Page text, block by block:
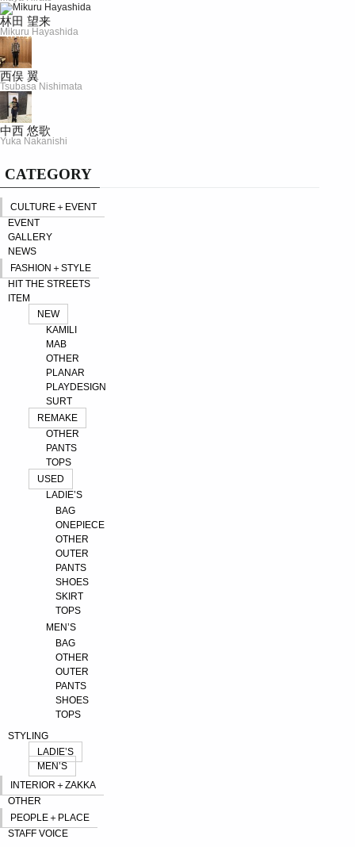
林田 望来
Mikuru Hayashida
西俣 翼
Tsubasa Nishimata
中西 悠歌
Yuka Nakanishi
CATEGORY
CULTURE＋EVENT
EVENT
GALLERY
NEWS
FASHION＋STYLE
HIT THE STREETS
ITEM
NEW
KAMILI
MAB
OTHER
PLANAR
PLAYDESIGN
SURT
REMAKE
OTHER
PANTS
TOPS
USED
LADIE’S
BAG
ONEPIECE
OTHER
OUTER
PANTS
SHOES
SKIRT
TOPS
MEN’S
BAG
OTHER
OUTER
PANTS
SHOES
TOPS
STYLING
LADIE’S
MEN’S
INTERIOR＋ZAKKA
OTHER
PEOPLE＋PLACE
STAFF VOICE